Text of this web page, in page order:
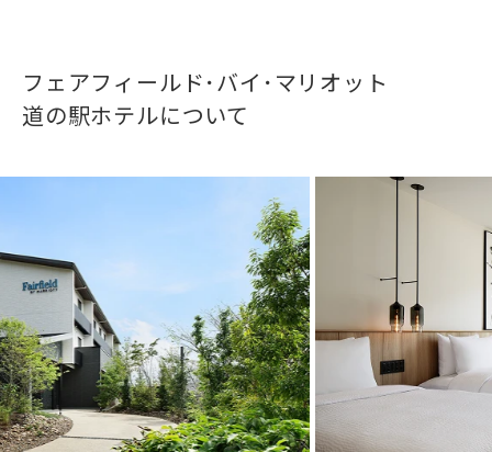
フェアフィールド･バイ･マリオット
道の駅ホテルについて